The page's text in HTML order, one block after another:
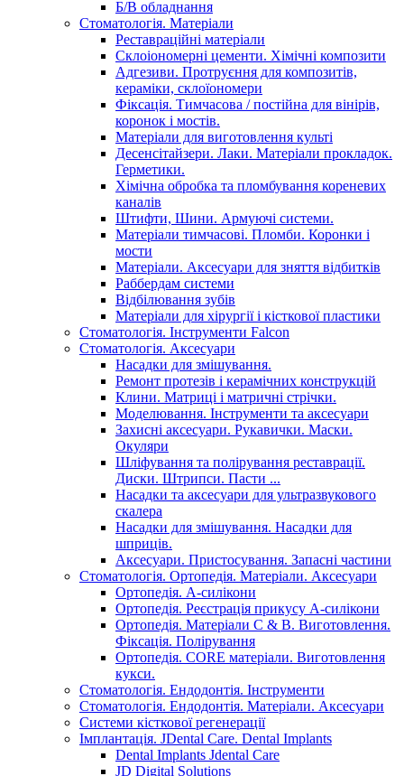
Б/В обладнання
Стоматологія. Матеріали
Реставраційні матеріали
Склоіономерні цементи. Хімічні композити
Адгезиви. Протруєння для композитів,
кераміки, склоїономери
Фіксація. Тимчасова / постійна для вінірів,
коронок і мостів.
Матеріали для виготовлення культі
Десенсітайзери. Лаки. Матеріали прокладок.
Герметики.
Хімічна обробка та пломбування кореневих
каналів
Штифти, Шини. Армуючі системи.
Матеріали тимчасові. Пломби. Коронки і
мости
Матеріали. Аксесуари для зняття відбитків
Раббердам системи
Відбілювання зубів
Матеріали для хірургії і кісткової пластики
Стоматологія. Інструменти Falcon
Стоматологія. Аксесуари
Насадки для змішування.
Ремонт протезів і керамічних конструкцій
Клини. Матриці і матричні стрічки.
Моделювання. Інструменти та аксесуари
Захисні аксесуари. Рукавички. Маски.
Окуляри
Шліфування та полірування реставрації.
Диски. Штрипси. Пасти ...
Насадки та аксесуари для ультразвукового
скалера
Насадки для змішування. Насадки для
шприців.
Аксесуари. Пристосування. Запасні частини
Стоматологія. Ортопедія. Матеріали. Аксесуари
Ортопедія. А-силікони
Ортопедія. Реєстрація прикусу А-силікони
Ортопедія. Матеріали C & B. Виготовлення.
Фіксація. Полірування
Ортопедія. CORE матеріали. Виготовлення
кукси.
Стоматологія. Ендодонтія. Інструменти
Стоматологія. Ендодонтія. Матеріали. Аксесуари
Системи кісткової регенерації
Імплантація. JDental Care. Dental Implants
Dental Implants Jdental Care
JD Digital Solutions